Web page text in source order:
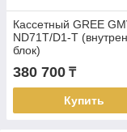
Кассетный GREE
ND71T/D1-T
блок)
380 700 ₸
Купить